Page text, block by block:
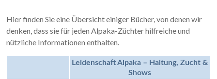
Hier finden Sie eine Übersicht einiger Bücher, von denen wir
denken, dass sie für jeden Alpaka-Züchter hilfreiche und
nützliche Informationen enthalten.
Leidenschaft Alpaka – Haltung, Zucht &
Shows